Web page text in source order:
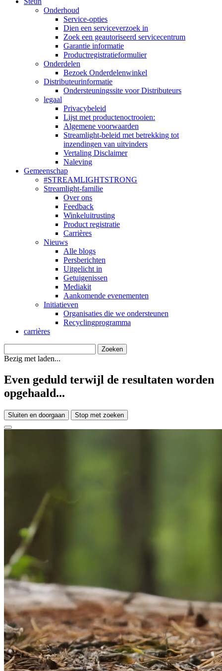
Onderhoud
Service-opties
Dien een serviceverzoek in
Zoek een geautoriseerd servicecentrum
Garantie informatie
Productregistratieformulier
Onderdelen
Bezoek Onderdelenwinkel
Distributeurinformatie
Ondersteuningssite voor Distributeurs
legaal
Privacybeleid
Lijst met productenoctrooien:
Algemene voorwaarden
Streamlight-beleid met betrekking tot
inzendingen van uitvinders
Vertaling Disclaimer
Naleving
Gemeenschap
#STREAMLIGHTSTRONG
Streamlight-familie
Over ons
Feedback
Winkeluitrusting
Product registratie
Carrières
Nieuws
Alle blogs
Persberichten
Uitgelicht in
Getuigenissen
Mediakit
Aankomende evenementen
Initiatieven
Organisaties die we ondersteunen
Recyclingprogramma
carrières
Bezig met laden...
Even geduld terwijl de resultaten worden
opgehaald...
Sluiten en doorgaan Stop met zoeken